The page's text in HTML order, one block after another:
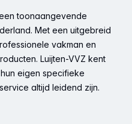
toonaangevende
Met een uitgebreid
vakman en
Luijten-VVZ kent
eigen specifieke
altijd leidend zijn.